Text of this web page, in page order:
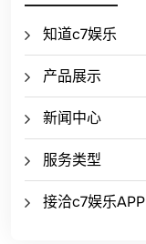
知道c7娱乐
产品展示
新闻中心
服务类型
接洽c7娱乐APP